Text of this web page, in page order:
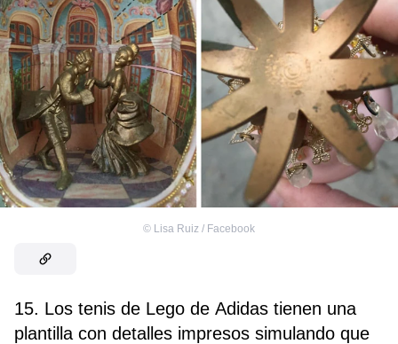
© Lisa Ruiz / Facebook
15. Los tenis de Lego de Adidas tienen una
plantilla con detalles impresos simulando que